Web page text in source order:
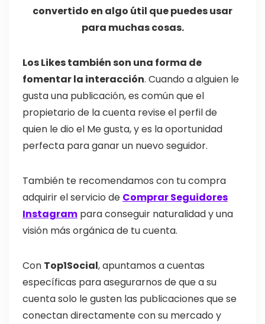
convertido en algo útil que puedes usar
para muchas cosas.
Los Likes también son una forma de
fomentar la interacción. Cuando a alguien le
gusta una publicación, es común que el
propietario de la cuenta revise el perfil de
quien le dio el Me gusta, y es la oportunidad
perfecta para ganar un nuevo seguidor.
También te recomendamos con tu compra
adquirir el servicio de Comprar Seguidores
Instagrampara conseguir naturalidad y una
visión más orgánica de tu cuenta.
Con Top1Social, apuntamos a cuentas
específicas para asegurarnos de que a su
cuenta solo le gusten las publicaciones que se
conectan directamente con su mercado y